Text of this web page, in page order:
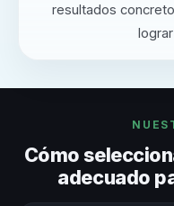
resultados
Cómo
adecuado